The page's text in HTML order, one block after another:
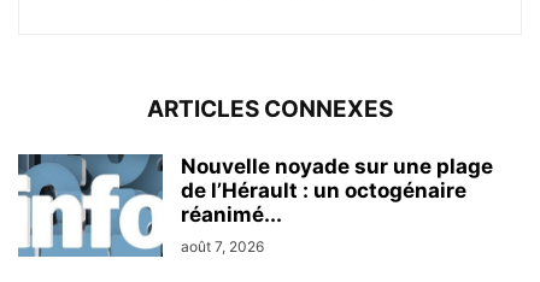
ARTICLES CONNEXES
Nouvelle noyade sur une plage
de l’Hérault : un octogénaire
réanimé...
août 7, 2026